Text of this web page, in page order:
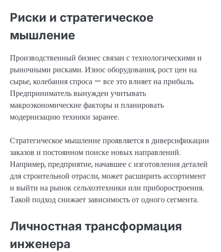
Риски и стратегическое
мышление
Производственный бизнес связан с технологическими и
рыночными рисками. Износ оборудования, рост цен на
сырье, колебания спроса — все это влияет на прибыль.
Предприниматель вынужден учитывать
макроэкономические факторы и планировать
модернизацию техники заранее.
Стратегическое мышление проявляется в диверсификации
заказов и постоянном поиске новых направлений.
Например, предприятие, начавшее с изготовления деталей
для строительной отрасли, может расширить ассортимент
и выйти на рынок сельхозтехники или приборостроения.
Такой подход снижает зависимость от одного сегмента.
Личностная трансформация
инженера